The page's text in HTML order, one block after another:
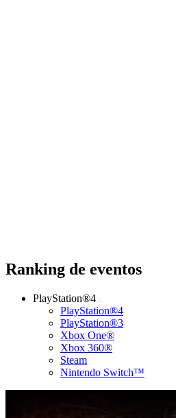
Ranking de eventos
PlayStation®4
PlayStation®4
PlayStation®3
Xbox One®
Xbox 360®
Steam
Nintendo Switch™